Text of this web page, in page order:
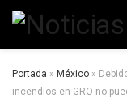
Portada » México »
incendios en GRO no